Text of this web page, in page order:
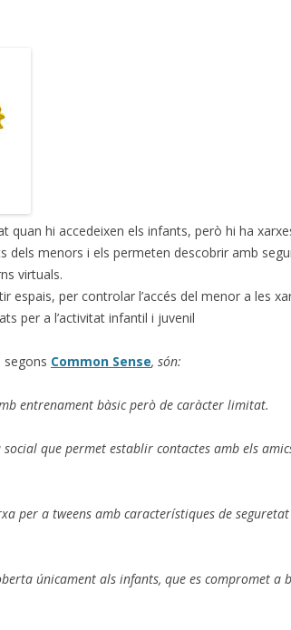
quan hi accedeixen els infants, però hi ha
dels menors i els permeten descobrir amb
virtuals.
espais, per controlar l’accés del menor a les
per a l’activitat infantil i juvenil
segons Common Sense, són:
entrenament bàsic però de caràcter limitat.
social que permet establir contactes amb els
per a tweens amb característiques de
únicament als infants, que es compromet a